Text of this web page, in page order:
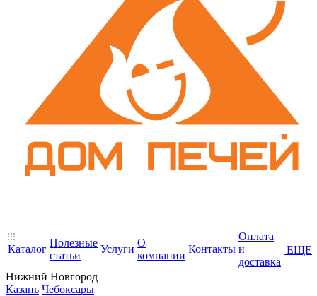
Каталог
Полезные
статьи
Услуги
О
компании
Контакты
Оплата
и
доставка
+
ЕЩЕ
Нижний Новгород
Казань Чебоксары